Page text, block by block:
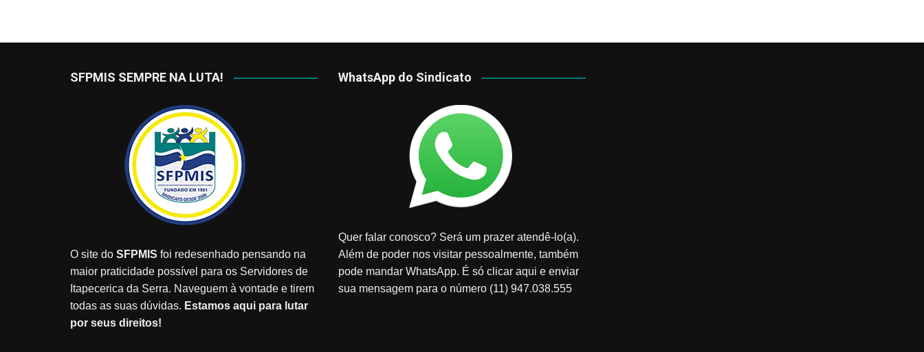
SFPMIS SEMPRE NA LUTA!
O site do SFPMIS foi redesenhado pensando na
maior praticidade possível para os Servidores de
Itapecerica da Serra. Naveguem à vontade e tirem
todas as suas dúvidas. Estamos aqui para lutar
por seus direitos!
WhatsApp do Sindicato
Quer falar conosco? Será um prazer atendê-lo(a).
Além de poder nos visitar pessoalmente, também
pode mandar WhatsApp. É só clicar aqui e enviar
sua mensagem para o número (11) 947.038.555